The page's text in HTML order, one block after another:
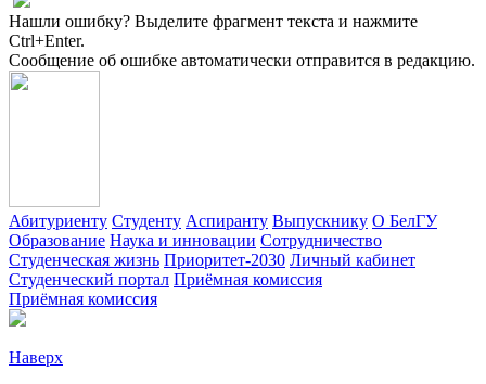
Нашли ошибку? Выделите фрагмент текста и нажмите
Ctrl+Enter.
Сообщение об ошибке автоматически отправится в редакцию.
Абитуриенту Студенту Аспиранту Выпускнику О БелГУ
Образование Наука и инновации Сотрудничество
Студенческая жизнь Приоритет-2030 Личный кабинет
Студенческий портал Приёмная комиссия
Приёмная комиссия
Наверх